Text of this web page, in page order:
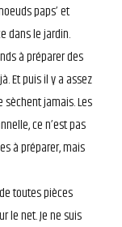
paps’ et
dans le jardin.
à préparer des
Et puis il y a assez
jamais. Les
ce n’est pas
à préparer, mais
toutes pièces
le net. Je ne suis